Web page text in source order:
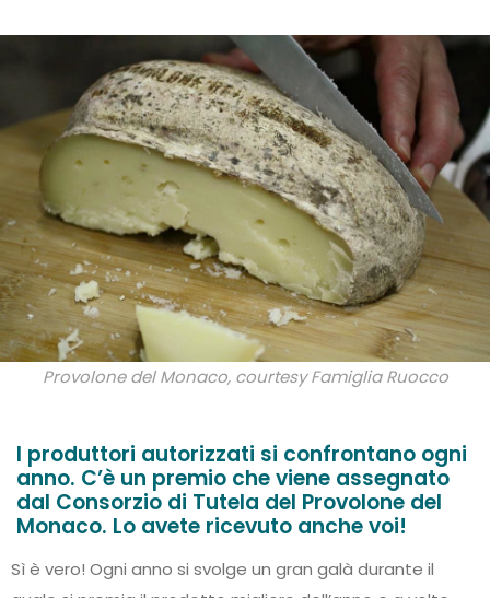
Provolone del Monaco, courtesy Famiglia Ruocco
I produttori autorizzati si confrontano ogni
anno. C’è un premio che viene assegnato
dal Consorzio di Tutela del Provolone del
Monaco. Lo avete ricevuto anche voi!
Sì è vero! Ogni anno si svolge un gran galà durante il